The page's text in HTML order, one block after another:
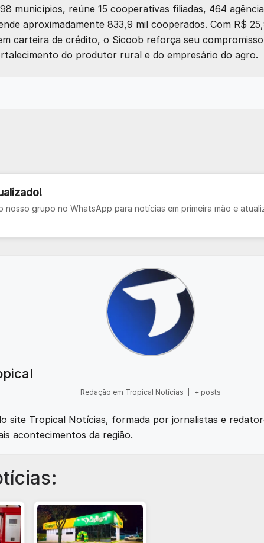
municípios, reúne 15 cooperativas filiadas, 464
aproximadamente 833,9 mil cooperados. Com R$
carteira de crédito, o Sicoob reforça seu
do produtor rural e do empresário do agro.
nosso grupo no WhatsApp para notícias em primeira mão e
Redação em Tropical Notícias + posts
site Tropical Notícias, formada por jornalistas e
acontecimentos da região.